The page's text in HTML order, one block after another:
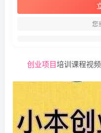
您
创业项目培训课程视